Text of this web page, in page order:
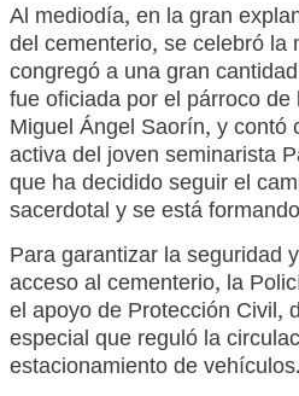
Al mediodía, en la gran
del cementerio, se celebró la
congregó a una gran
fue oficiada por el párroco
Miguel Ángel Saorín, y contó
activa del joven seminarista
que ha decidido seguir el
sacerdotal y se está
Para garantizar la seguridad
acceso al cementerio, la
el apoyo de Protección Civil,
especial que reguló la
estacionamiento de vehículos.